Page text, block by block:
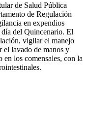
de Salud Pública
de Regulación
en expendios
día del Quincenario. El
vigilar el manejo
el lavado de manos y
en los comensales, con la